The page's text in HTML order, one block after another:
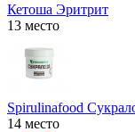
Кетоша Эритрит
13 место
Spirulinafood
14 место